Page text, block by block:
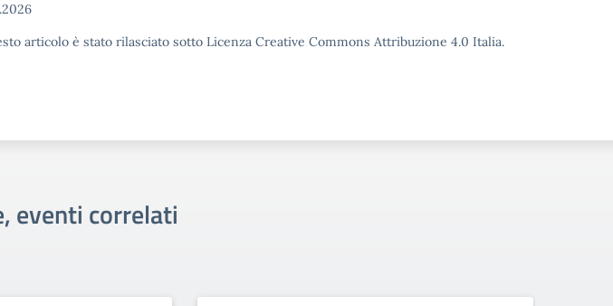
articolo è stato rilasciato sotto Licenza Creative Commons Attribuzione 4.0 Italia.
eventi correlati